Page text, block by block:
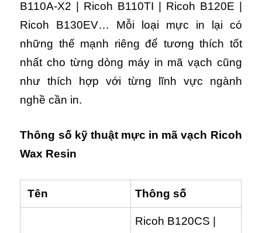
B110A-X2 | Ricoh B110TI | Ricoh B120E |
Ricoh B130EV… Mỗi loại mực in lại có
những thế mạnh riêng để tương thích tốt
nhất cho từng dòng máy in mã vạch cũng
như thích hợp với từng lĩnh vực ngành
nghề cần in.
Thông số kỹ thuật mực in mã vạch Ricoh
Wax Resin
Tên Thông số
Ricoh B120CS |